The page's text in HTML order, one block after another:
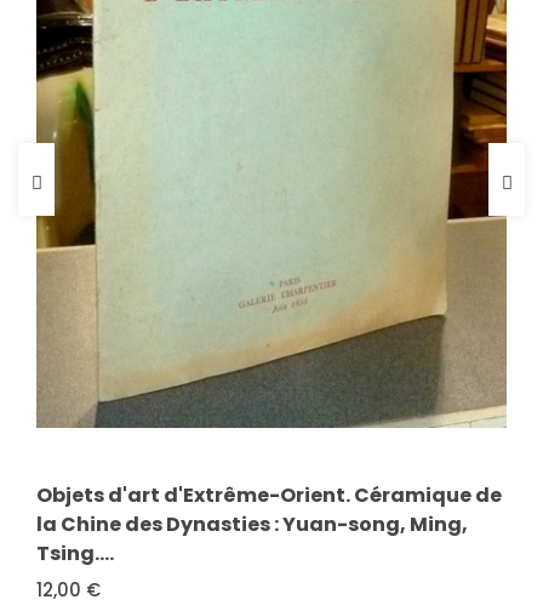
Objets d'art d'Extrême-Orient. Céramique de
la Chine des Dynasties : Yuan-song, Ming,
Tsing....
12,00 €
FICHE COMPLÈTE
La Sauvegarde de l'Art français. Cahier 1,
1979
8,00 €